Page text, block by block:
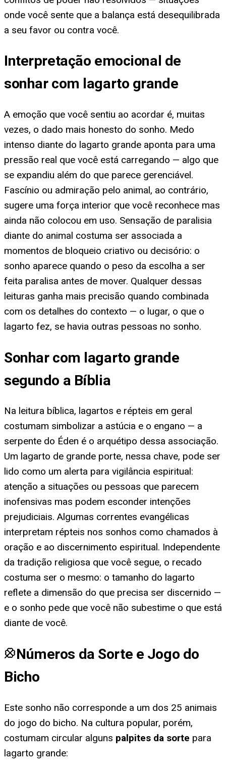
onde você sente que a balança está desequilibrada
a seu favor ou contra você.
Interpretação emocional de
sonhar com lagarto grande
A emoção que você sentiu ao acordar é, muitas
vezes, o dado mais honesto do sonho. Medo
intenso diante do lagarto grande aponta para uma
pressão real que você está carregando — algo que
se expandiu além do que parece gerenciável.
Fascínio ou admiração pelo animal, ao contrário,
sugere uma força interior que você reconhece mas
ainda não colocou em uso. Sensação de paralisia
diante do animal costuma ser associada a
momentos de bloqueio criativo ou decisório: o
sonho aparece quando o peso da escolha a ser
feita paralisa antes de mover. Qualquer dessas
leituras ganha mais precisão quando combinada
com os detalhes do contexto — o lugar, o que o
lagarto fez, se havia outras pessoas no sonho.
Sonhar com lagarto grande
segundo a Bíblia
Na leitura bíblica, lagartos e répteis em geral
costumam simbolizar a astúcia e o engano — a
serpente do Éden é o arquétipo dessa associação.
Um lagarto de grande porte, nessa chave, pode ser
lido como um alerta para vigilância espiritual:
atenção a situações ou pessoas que parecem
inofensivas mas podem esconder intenções
prejudiciais. Algumas correntes evangélicas
interpretam répteis nos sonhos como chamados à
oração e ao discernimento espiritual. Independente
da tradição religiosa que você segue, o recado
costuma ser o mesmo: o tamanho do lagarto
reflete a dimensão do que precisa ser discernido —
e o sonho pede que você não subestime o que está
diante de você.
Números da Sorte e Jogo do
Bicho
Este sonho não corresponde a um dos 25 animais
do jogo do bicho. Na cultura popular, porém,
costumam circular alguns palpites da sorte para
lagarto grande: